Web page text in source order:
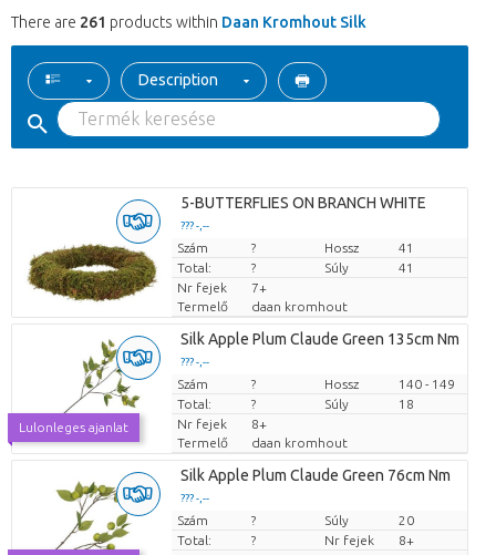
There are 261 products within Daan Kromhout Silk
Description
5-BUTTERFLIES ON BRANCH WHITE
??? -,--
Darabb ár
Szám ? Hossz
41
Total:
? Súly
41
Nr fejek
7+
Termelő
daan kromhout
Lulonleges ajanlat
Silk Apple Plum Claude Green 135cm Nm
??? -,--
Darabb ár
Szám ? Hossz
140 - 149
Total:
? Súly
18
Nr fejek
8+
Termelő
daan kromhout
Silk Apple Plum Claude Green 76cm Nm
??? -,--
Darabb ár
Szám ? Súly
20
Total:
? Nr fejek 8+